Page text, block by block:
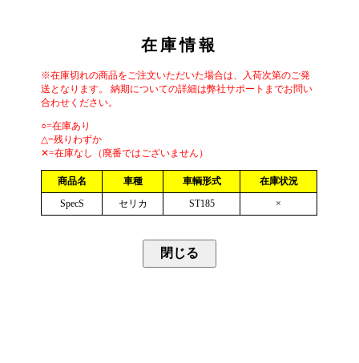
在庫情報
※在庫切れの商品をご注文いただいた場合は、入荷次第のご発
送となります。 納期についての詳細は弊社サポートまでお問い
合わせください。
○=在庫あり
△=残りわずか
✕=在庫なし（廃番ではございません）
商品名 車種 車輌形式
在庫状況
SpecS
セリカ ST185 ×